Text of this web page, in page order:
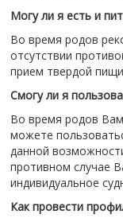
Могу ли я есть и
Во время родов
отсутствии
прием твердой
Смогу ли я
Во время родов
можете
данной
противном случае
индивидуальное
Как провести